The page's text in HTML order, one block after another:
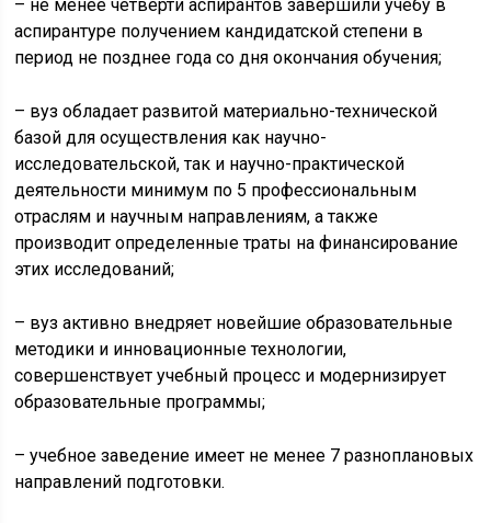
– не менее четверти аспирантов завершили учебу в
аспирантуре получением кандидатской степени в
период не позднее года со дня окончания обучения;
– вуз обладает развитой материально-технической
базой для осуществления как научно-
исследовательской, так и научно-практической
деятельности минимум по 5 профессиональным
отраслям и научным направлениям, а также
производит определенные траты на финансирование
этих исследований;
– вуз активно внедряет новейшие образовательные
методики и инновационные технологии,
совершенствует учебный процесс и модернизирует
образовательные программы;
– учебное заведение имеет не менее 7 разноплановых
направлений подготовки.